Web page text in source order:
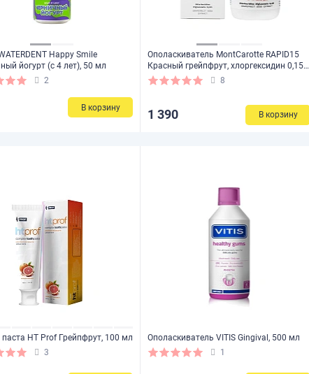
Happy Smile
йогурт (с 4 лет), 50 мл
2
В корзину
Ополаскиватель MontCarotte RAPID15
Красный грейпфрут, хлоргексидин 0,15%
200 мл
8
1 390 В корзину
HT Prof Грейпфрут, 100 мл
3
Ополаскиватель VITIS Gingival, 500 мл
1